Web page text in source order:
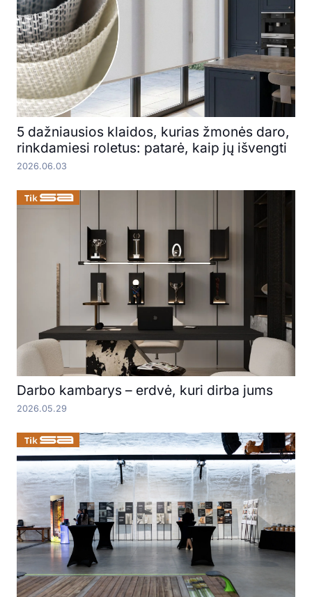
5 dažniausios klaidos, kurias žmonės daro,
rinkdamiesi roletus: patarė, kaip jų išvengti
2026.06.03
Darbo kambarys – erdvė, kuri dirba jums
2026.05.29